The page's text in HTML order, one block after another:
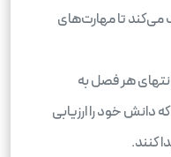
تا مهارت‌های
هر فصل به
دانش خود را ارزیابی
کنند.